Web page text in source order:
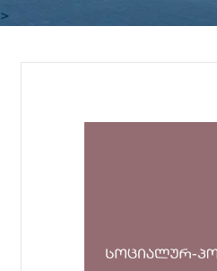
>